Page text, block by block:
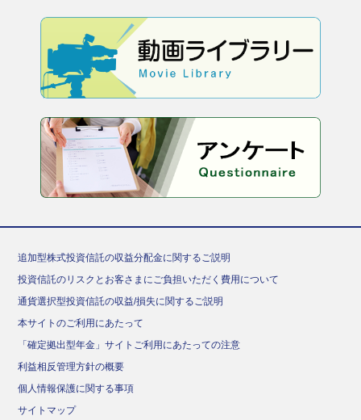
追加型株式投資信託の収益分配金に関するご説明
投資信託のリスクとお客さまにご負担いただく費用について
通貨選択型投資信託の収益/損失に関するご説明
本サイトのご利用にあたって
「確定拠出型年金」サイトご利用にあたっての注意
利益相反管理方針の概要
個人情報保護に関する事項
サイトマップ